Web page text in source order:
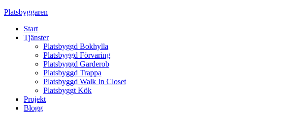
Skip
content
Platsbyggaren
Start
Tjänster
Platsbyggd Bokhylla
Platsbyggd Förvaring
Platsbyggd Garderob
Platsbyggd Trappa
Platsbyggd Walk In Closet
Platsbyggt Kök
Projekt
Blogg